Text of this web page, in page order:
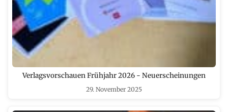
Verlagsvorschauen Frühjahr 2026 - Neuerscheinungen
29. November 2025